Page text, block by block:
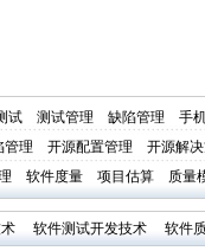
试 测试管理 缺陷管理
手
管理 开源配置管理
开源解
软件度量 项目估算 质量
软件测试开发技术
软件